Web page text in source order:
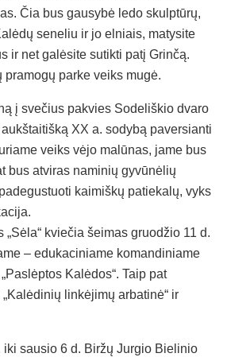
Čia bus gausybė ledo skulptūrų,
seneliu ir jo elniais, matysite
ir net galėsite sutikti patį Grinčą.
parke veiks mugė.
į svečius pakvies Sodeliškio dvaro
XX a. sodybą paversianti
veiks vėjo malūnas, jame bus
bus atviras naminių gyvūnėlių
kaimiškų patiekalų, vyks
„Sėla“ kviečia šeimas gruodžio 11 d.
– edukaciniame komandiniame
Kalėdos“. Taip pat
linkėjimų arbatinė“ ir
iki sausio 6 d. Biržų Jurgio Bielinio